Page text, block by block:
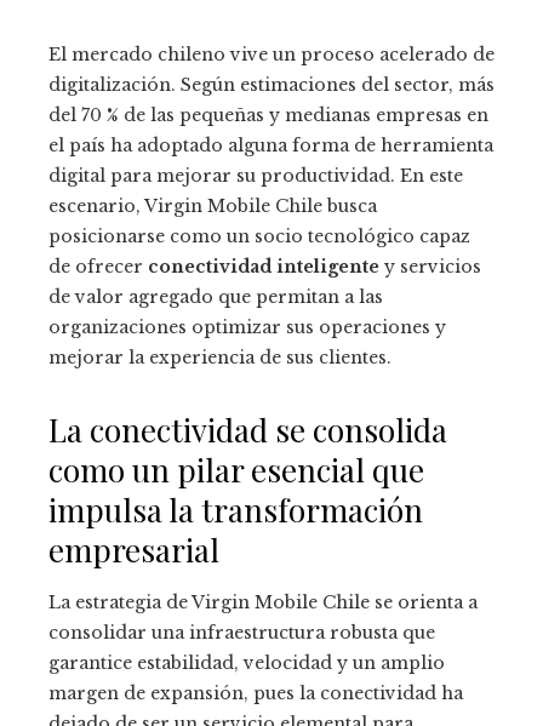
El mercado chileno vive un proceso acelerado de
digitalización. Según estimaciones del sector, más
del 70 % de las pequeñas y medianas empresas en
el país ha adoptado alguna forma de herramienta
digital para mejorar su productividad. En este
escenario, Virgin Mobile Chile busca
posicionarse como un socio tecnológico capaz
de ofrecer conectividad inteligente y servicios
de valor agregado que permitan a las
organizaciones optimizar sus operaciones y
mejorar la experiencia de sus clientes.
La conectividad se consolida
como un pilar esencial que
impulsa la transformación
empresarial
La estrategia de Virgin Mobile Chile se orienta a
consolidar una infraestructura robusta que
garantice estabilidad, velocidad y un amplio
margen de expansión, pues la conectividad ha